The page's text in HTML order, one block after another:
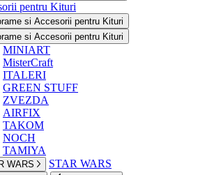
pentru Kituri
si Accesorii pentru Kituri
si Accesorii pentru Kituri
MINIART
MisterCraft
ITALERI
GREEN STUFF
ZVEZDA
AIRFIX
TAKOM
NOCH
TAMIYA
WARS STAR WARS